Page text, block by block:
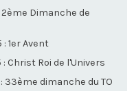
Dimanche de
1er Avent
Christ Roi de l'Univers
33ème dimanche du TO